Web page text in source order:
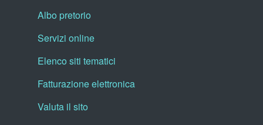
Albo pretorio
Servizi online
Elenco siti tematici
Fatturazione elettronica
Valuta il sito